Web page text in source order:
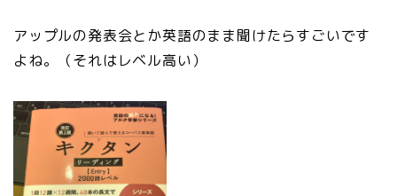
アップルの発表会とか英語のまま聞けたらすごいです
よね。（それはレベル高い）